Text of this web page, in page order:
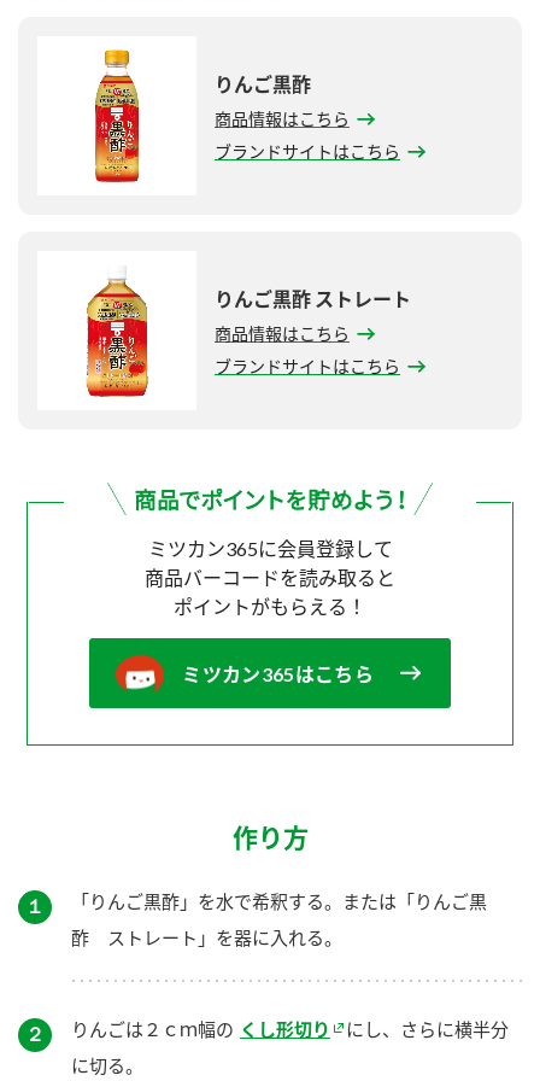
りんご黒酢
商品情報はこちら
ブランドサイトはこちら
りんご黒酢 ストレート
商品情報はこちら
ブランドサイトはこちら
ミツカン365に会員登録して
商品バーコードを読み取ると
ポイントがもらえる！
ミツカン365はこちら
作り方
１
「りんご黒酢」を水で希釈する。または「りんご黒
酢 ストレート」を器に入れる。
２ りんごは２ｃｍ幅の くし形切り
にし、さらに横半分
に切る。